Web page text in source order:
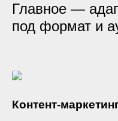
Главное —
под формат и
Контент-